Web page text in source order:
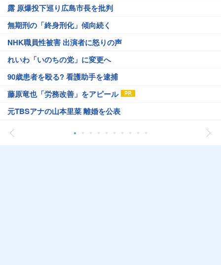
露 原爆投下巡り広島市長を批判
無期刑の「終身刑化」傾向続く
NHK職員性被害 出演者に怒りの声
れいわ「いのちの党」に変更へ
90歳患者を殴る? 看護助手を逮捕
藤原竜也「労務改善」をアピール
元TBSアナの山本里菜 離婚を公表